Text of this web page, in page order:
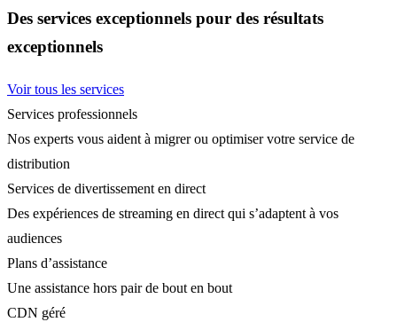
Des services exceptionnels pour des résultats
exceptionnels
Voir tous les services
Services professionnels
Nos experts vous aident à migrer ou optimiser votre service de
distribution
Services de divertissement en direct
Des expériences de streaming en direct qui s’adaptent à vos
audiences
Plans d’assistance
Une assistance hors pair de bout en bout
CDN géré